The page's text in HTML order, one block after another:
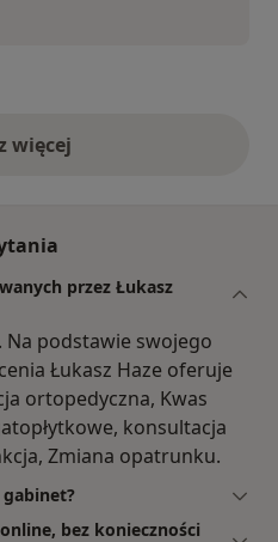
więcej
opinie powyżej
przez Łukasz
podstawie swojego
Łukasz Haze oferuje
ortopedyczna, Kwas
konsultacja
Zmiana opatrunku.
gabinet?
bez konieczności